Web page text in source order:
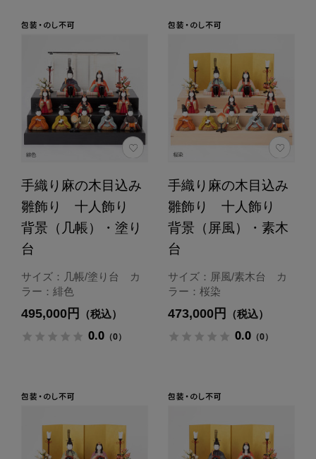
手織り麻の木目込み
雛飾り 十人飾り
背景（几帳）・塗り
台
サイズ：几帳/塗り台 カ
ラー：緋色
495,000円 （税込）
0.0（0）
手織り麻の木目込み
雛飾り 十人飾り
背景（屏風）・素木
台
サイズ：屏風/素木台 カ
ラー：桜染
473,000円 （税込）
0.0（0）